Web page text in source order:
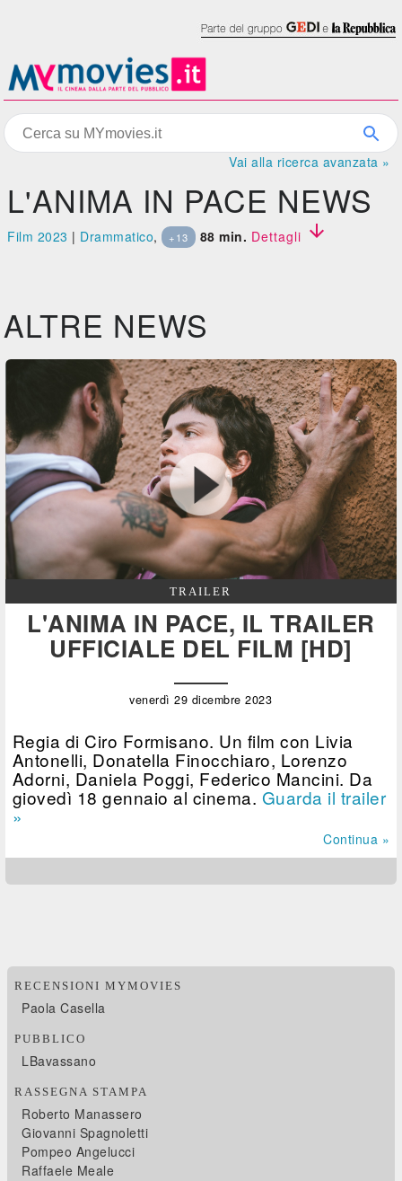
Vai alla ricerca avanzata »
L'ANIMA IN PACE NEWS
Film 2023 | Drammatico, +13 88 min. Dettagli 
ALTRE NEWS
TRAILER
L'ANIMA IN PACE, IL TRAILER
UFFICIALE DEL FILM [HD]
venerdì 29 dicembre 2023
Regia di Ciro Formisano. Un film con Livia
Antonelli, Donatella Finocchiaro, Lorenzo
Adorni, Daniela Poggi, Federico Mancini. Da
giovedì 18 gennaio al cinema. Guarda il trailer
»
Continua »
RECENSIONI MYMOVIES
Paola Casella
PUBBLICO
LBavassano
RASSEGNA STAMPA
Roberto Manassero
Giovanni Spagnoletti
Pompeo Angelucci
Raffaele Meale